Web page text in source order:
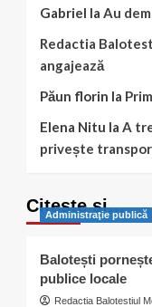
Gabriel la Au
Redactia
angajează
Păun florin la
Elena Nitu la A
privește
Citește și…
Administraţie publică
Balotești
publice locale
Redactia Balotestiul